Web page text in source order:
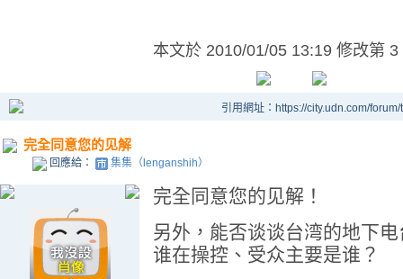
本文於 2010/01/05 13:19 修改第 3
引用網址：https://city.udn.com/
完全同意您的见解
回應給： 集集（lenganshih）
完全同意您的见解！
另外，能否谈谈台湾的地下
谁在操控、受众主要是谁？